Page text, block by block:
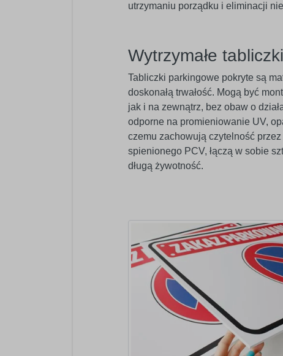
utrzymaniu porządku i eliminacji
Wytrzymałe
Tabliczki parkingowe pokryte są
doskonałą trwałość. Mogą być
jak i na zewnątrz, bez obaw o
odporne na promieniowanie UV,
czemu zachowują czytelność
spienionego PCV, łączą w sobie
długą żywotność.